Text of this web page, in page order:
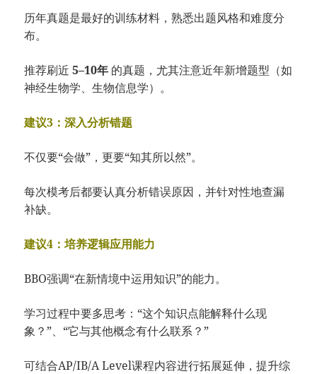
历年真题是最好的训练材料，熟悉出题风格和难度分
布。
推荐刷近5–10年 的真题，尤其注意近年新增题型（如
神经生物学、生物信息学）。
建议3：深入分析错题
不仅要“会做”，更要“知其所以然”。
每次模考后都要认真分析错误原因，并针对性地查漏
补缺。
建议4：培养逻辑应用能力
BBO强调“在新情境中运用知识”的能力。
学习过程中要多思考：“这个知识点能解释什么现
象？”、“它与其他概念有什么联系？”
可结合AP/IB/A Level课程内容进行拓展延伸，提升综